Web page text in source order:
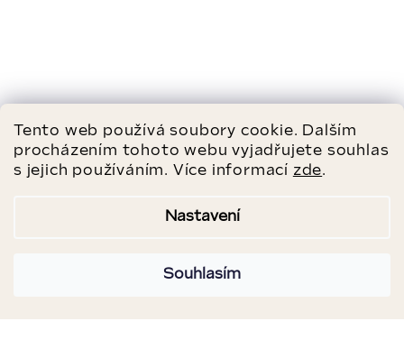
Tento web používá soubory cookie. Dalším
procházením tohoto webu vyjadřujete souhlas
s jejich používáním. Více informací zde.
Nastavení
Souhlasím